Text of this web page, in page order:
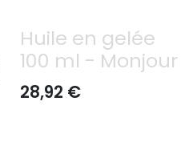
Huile en gelée
100 ml - Monjour
28,92 €